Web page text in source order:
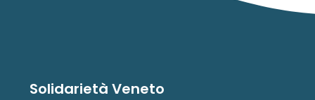
Solidarietà Veneto